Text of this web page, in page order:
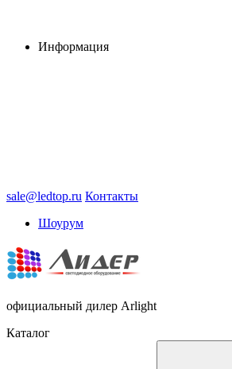
Информация
sale@ledtop.ru Контакты
Шоурум
официальный дилер Arlight
Каталог